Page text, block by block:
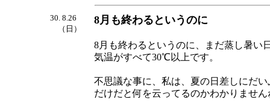
30. 8.26
（日）
8月も終わるというのに
8月も終わるというのに、まだ蒸し暑い
気温がすべて30℃以上です。
不思議な事に、私は、夏の日差しにだ
だけだと何を云ってるのかわかりません